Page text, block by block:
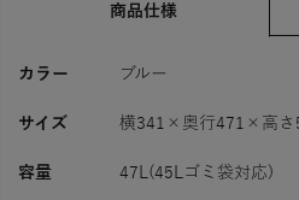
商品仕様
カラー ブルー
サイズ 横341×奥行471×高さ
容量 47L(45Lゴミ袋対応)